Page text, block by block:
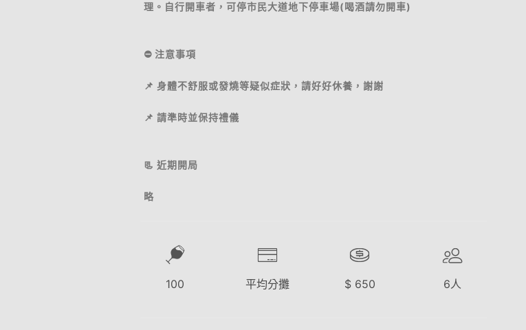
理。自行開車者，可停市民大道地下停車場(喝酒請勿開車)
⛔ 注意事項
📌 身體不舒服或發燒等疑似症狀，請好好休養，謝謝
📌 請準時並保持禮儀
📃 近期開局
略
100 平均分攤 $ 650 6人